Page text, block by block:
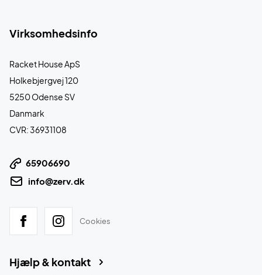
Virksomhedsinfo
Racket House ApS
Holkebjergvej 120
5250 Odense SV
Danmark
CVR: 36931108
65906690
info@zerv.dk
Cookies
Hjælp & kontakt